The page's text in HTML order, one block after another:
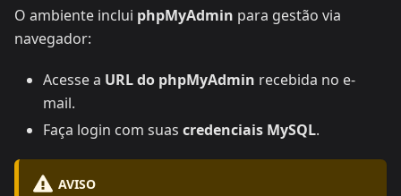
O ambiente inclui phpMyAdmin para gestão via
navegador:
Acesse a URL do phpMyAdmin recebida no e-
mail.
Faça login com suas credenciais MySQL.
AVISO